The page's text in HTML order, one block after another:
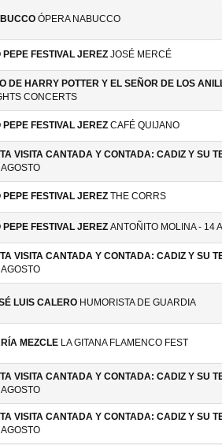
ÓPERA NABUCCO
PEPE FESTIVAL JEREZ JOSÉ MERCÉ
DE HARRY POTTER Y EL SEÑOR DE LOS
CONCERTS
PEPE FESTIVAL JEREZ CAFÉ QUIJANO
VISITA CANTADA Y CONTADA: CADIZ Y SU
AGOSTO
PEPE FESTIVAL JEREZ THE CORRS
PEPE FESTIVAL JEREZ ANTOÑITO MOLINA - 14
VISITA CANTADA Y CONTADA: CADIZ Y SU
AGOSTO
LUIS CALERO HUMORISTA DE GUARDIA
MEZCLE LA GITANA FLAMENCO FEST
VISITA CANTADA Y CONTADA: CADIZ Y SU
AGOSTO
VISITA CANTADA Y CONTADA: CADIZ Y SU
AGOSTO